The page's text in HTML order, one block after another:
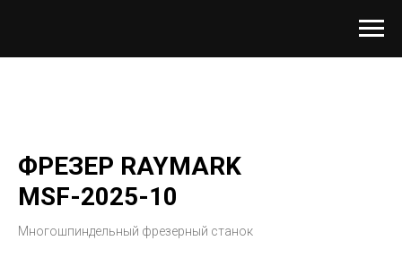
ФРЕЗЕР RAYMARK
MSF-2025-10
Многошпиндельный фрезерный станок